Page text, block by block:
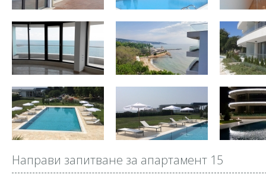
Направи запитване за апартамент 15